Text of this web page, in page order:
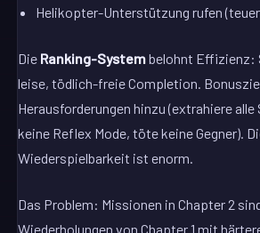
Helikopter-Unterstützung rufen
Die Ranking-Systembelohnt Effizienz:
leise, tödlich-freie Completion.
Herausforderungen hinzu (extrahiere
keine Reflex Mode, töte keine Gegner).
Wiederspielbarkeit ist enorm.
Das Problem: Missionen in Chapter 2
Wiederholungen von Chapter 1 mit